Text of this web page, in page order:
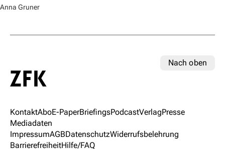
Anna Gruner
Nach oben
KontaktAboE-PaperBriefingsPodcastVerlagPresse
Mediadaten
ImpressumAGBDatenschutzWiderrufsbelehrung
BarrierefreiheitHilfe/FAQ